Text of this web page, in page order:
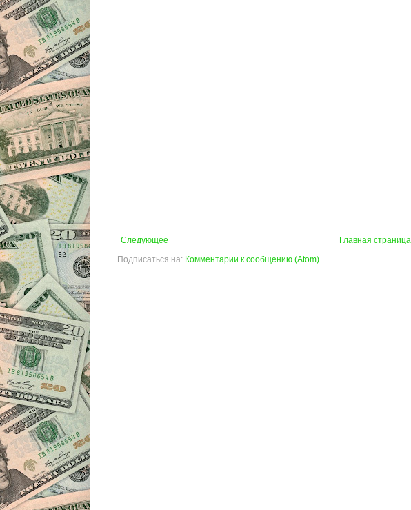
Следующее
Главная страница
Подписаться на: Комментарии к сообщению (Atom)